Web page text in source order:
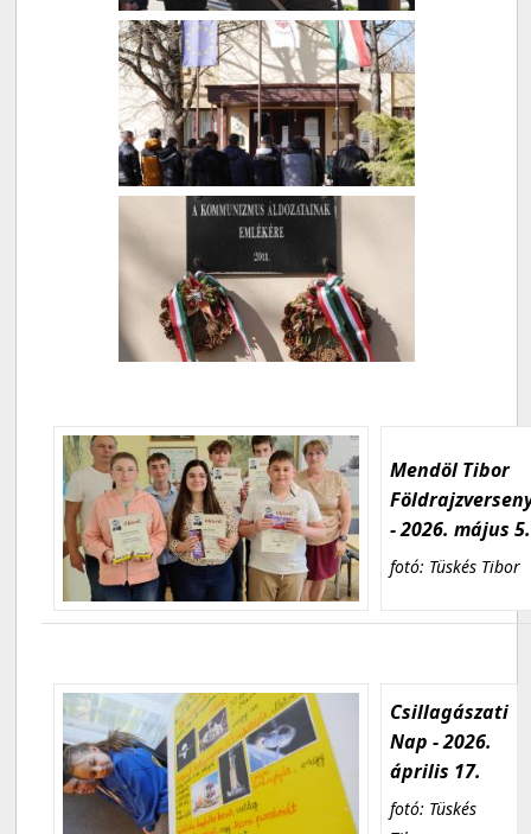
Mendöl Tibor
- 2026. május 5.
fotó: Tüskés Tibor
Csillagászati
Nap - 2026.
április 17.
fotó: Tüskés